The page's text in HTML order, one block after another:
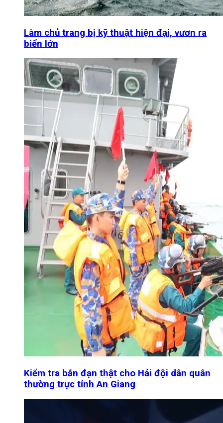
Làm chủ trang bị kỹ thuật hiện đại, vươn ra
biển lớn
Kiểm tra bắn đạn thật cho Hải đội dân quân
thường trực tỉnh An Giang